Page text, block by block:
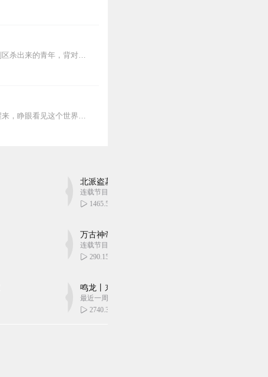
【内容简介】灾变过后，大地满目疮痍。粮食匮乏，资源紧俏，局势混乱……一位从待规划区杀出来的青年，背对着漫天黄沙，孤身来到九区谋生，却不曾想偶然结识三五好友，一念...
蒸汽与机械的浪潮中，谁能触及非凡？历史和黑暗的迷雾里，又是谁在耳语？我从诡秘中醒来，睁眼看见这个世界：枪械，大炮，巨舰，飞空艇，差分机；魔药，占卜，诅咒，倒吊人...
北派盗墓笔记丨头陀渊出品丨悬疑灵异丨摸金校尉
连载节目超四百集
1465.52万
万古神帝丨玄幻丨热血丨紫襟团队演播丨多人有声
连载节目超二百集
290.15万
鸣龙丨东方玄幻丨紫襟团队丨轻松搞笑丨多人有声
最近一周更新
2740.39万